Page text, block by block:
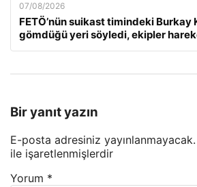
07/08/2026
FETÖ’nün suikast timindeki Burkay
gömdüğü yeri söyledi, ekipler
Bir yanıt yazın
E-posta adresiniz yayınlanmayacak.
ile işaretlenmişlerdir
Yorum *